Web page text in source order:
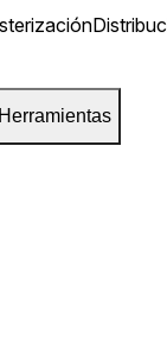
Herramientas